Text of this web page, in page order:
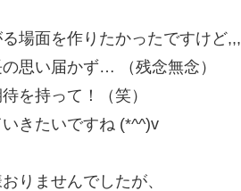
場面を作りたかったですけど,,,
思い届かず… （残念無念）
を持って！（笑）
きたいですね (*^^)v
りませんでしたが、